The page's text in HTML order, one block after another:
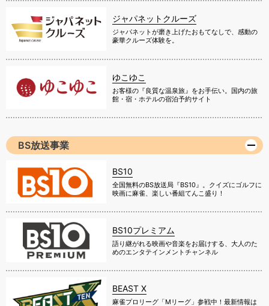
ジャパネットクルーズ
ジャパネットが磨き上げたおもてなしで、感動の
豪華クルーズ体験を。
ゆこゆこ
お客様の『良質な温泉旅』をお手伝い。国内の旅
館・宿・ホテルの宿泊予約サイト
BS放送事業
BS10
全国無料のBS放送局『BS10』。クイズにゴルフに
映画に麻雀、楽しい番組てんこ盛り！
BS10プレミアム
語り継がれる映画や音楽をお届けする、大人のた
めのエンタテインメントチャンネル
BEAST X
麻雀プロリーグ「Mリーグ」参戦中！最新情報は